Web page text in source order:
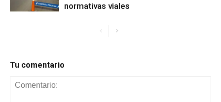
normativas viales
Tu comentario